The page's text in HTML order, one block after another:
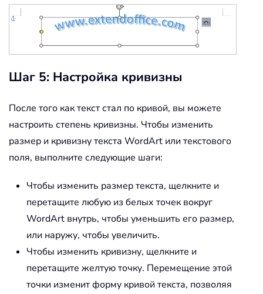
Шаг 5: Настройка кривизны
После того как текст стал по кривой, вы можете
настроить степень кривизны. Чтобы изменить
размер и кривизну текста WordArt или текстового
поля, выполните следующие шаги:
Чтобы изменить размер текста, щелкните и
перетащите любую из белых точек вокруг
WordArt внутрь, чтобы уменьшить его размер,
или наружу, чтобы увеличить.
Чтобы изменить кривизну, щелкните и
перетащите желтую точку. Перемещение этой
точки изменит форму кривой текста, позволяя